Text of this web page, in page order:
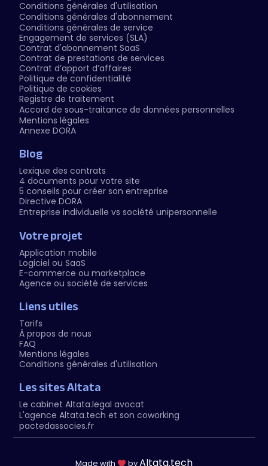
Conditions générales d'utilisation
Conditions générales d'abonnement
Conditions générales de service
Engagement de services (SLA)
Contrat d'abonnement SaaS
Contrat de prestations de services
Contrat d’apport d’affaires
Politique de confidentialité
Politique de cookies
Registre de traitement
Accord de sous-traitance de données personnelles
Mentions légales
Annexe DORA
Blog
Lexique des contrats
4 documents pour votre site
5 conseils pour créer son entreprise
Directive DORA
Entreprise individuelle vs société unipersonnelle
Votre projet
Application mobile
Logiciel ou SaaS
E-commerce ou marketplace
Agence ou société de services
Liens utiles
Tarifs
À propos de nous
FAQ
Mentions légales
Conditions générales d'utilisation
Les sites Altata
Le cabinet Altata.legal avocat
L'agence Altata.tech et son coworking
pactedassocies.fr
Made with byAltata.tech